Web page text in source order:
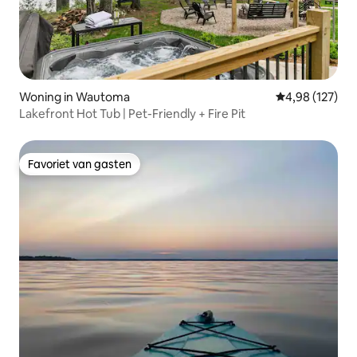
Woning in Wautoma Gemiddelde
4,98 (127)
Lakefront Hot Tub | Pet-Friendly + Fire Pit
Favoriet van gasten
Favoriet van gasten